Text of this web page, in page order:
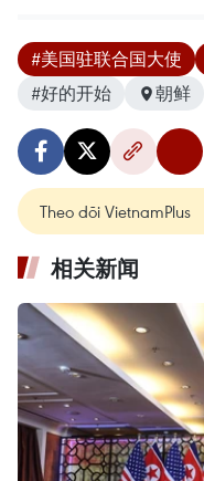
#美国驻联合国大使
#好的开始
朝鲜
Theo dõi VietnamPlus
相关新闻